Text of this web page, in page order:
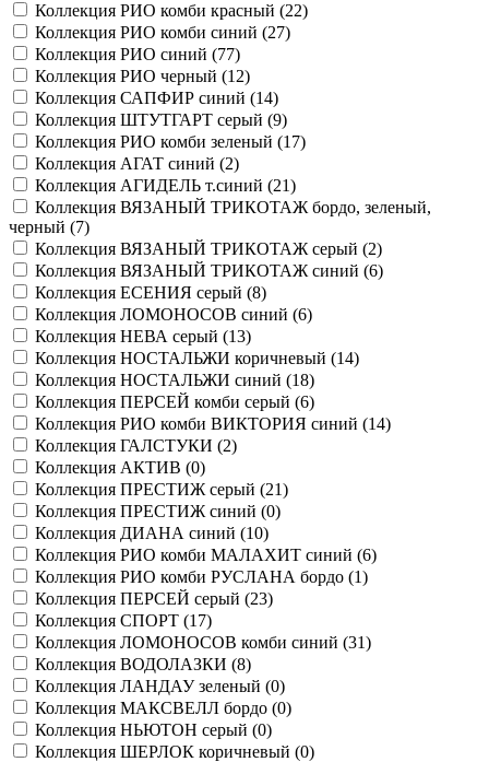
Коллекция РИО комби красный (22)
Коллекция РИО комби синий (27)
Коллекция РИО синий (77)
Коллекция РИО черный (12)
Коллекция САПФИР синий (14)
Коллекция ШТУТГАРТ серый (9)
Коллекция РИО комби зеленый (17)
Коллекция АГАТ синий (2)
Коллекция АГИДЕЛЬ т.синий (21)
Коллекция ВЯЗАНЫЙ ТРИКОТАЖ бордо, зеленый,
черный (7)
Коллекция ВЯЗАНЫЙ ТРИКОТАЖ серый (2)
Коллекция ВЯЗАНЫЙ ТРИКОТАЖ синий (6)
Коллекция ЕСЕНИЯ серый (8)
Коллекция ЛОМОНОСОВ синий (6)
Коллекция НЕВА серый (13)
Коллекция НОСТАЛЬЖИ коричневый (14)
Коллекция НОСТАЛЬЖИ синий (18)
Коллекция ПЕРСЕЙ комби серый (6)
Коллекция РИО комби ВИКТОРИЯ синий (14)
Коллекция ГАЛСТУКИ (2)
Коллекция АКТИВ (0)
Коллекция ПРЕСТИЖ серый (21)
Коллекция ПРЕСТИЖ синий (0)
Коллекция ДИАНА синий (10)
Коллекция РИО комби МАЛАХИТ синий (6)
Коллекция РИО комби РУСЛАНА бордо (1)
Коллекция ПЕРСЕЙ серый (23)
Коллекция СПОРТ (17)
Коллекция ЛОМОНОСОВ комби синий (31)
Коллекция ВОДОЛАЗКИ (8)
Коллекция ЛАНДАУ зеленый (0)
Коллекция МАКСВЕЛЛ бордо (0)
Коллекция НЬЮТОН серый (0)
Коллекция ШЕРЛОК коричневый (0)